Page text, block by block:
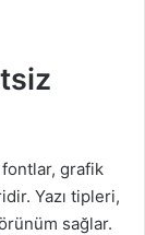
grafik
Yazı tipleri,
sağlar.